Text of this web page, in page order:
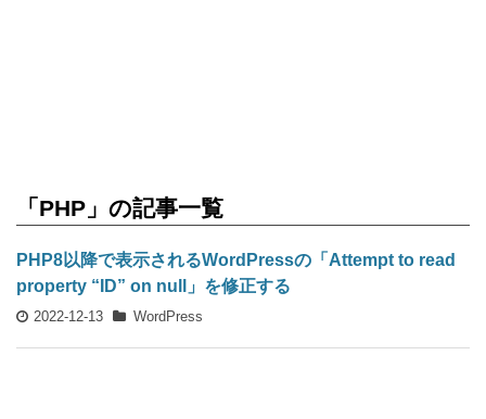
「PHP」の記事一覧
PHP8以降で表示されるWordPressの「Attempt to read
property “ID” on null」を修正する
2022-12-13 WordPress